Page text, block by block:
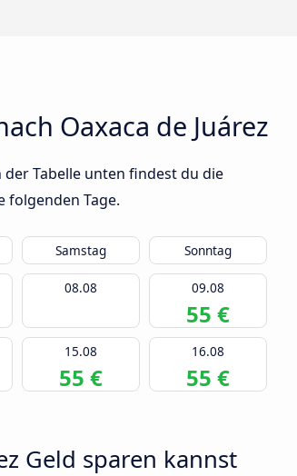
Oaxaca de Juárez
der Tabelle unten findest du die
folgenden Tage.
Samstag Sonntag
08.08 09.08
55 €
15.08
55 €
16.08
55 €
Geld sparen kannst